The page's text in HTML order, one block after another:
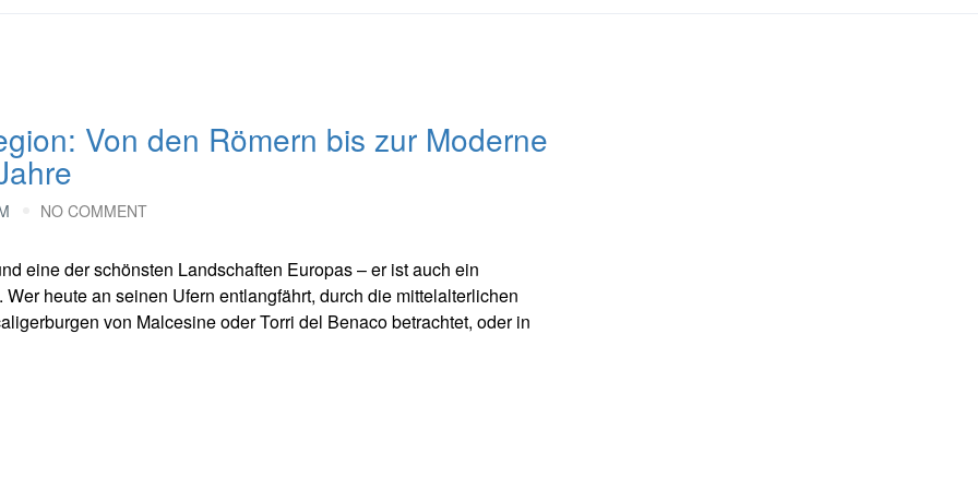
Von den Römern bis zur Moderne
NO COMMENT
eine der schönsten Landschaften Europas – er ist auch ein
heute an seinen Ufern entlangfährt, durch die mittelalterlichen
von Malcesine oder Torri del Benaco betrachtet, oder in